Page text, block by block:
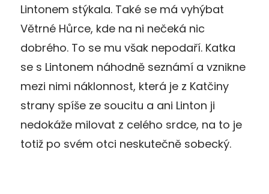
Lintonem stýkala. Také se má vyhýbat
Větrné Hůrce, kde na ni nečeká nic
dobrého. To se mu však nepodaří. Katka
se s Lintonem náhodně seznámí a vznikne
mezi nimi náklonnost, která je z Katčiny
strany spíše ze soucitu a ani Linton ji
nedokáže milovat z celého srdce, na to je
totiž po svém otci neskutečně sobecký.